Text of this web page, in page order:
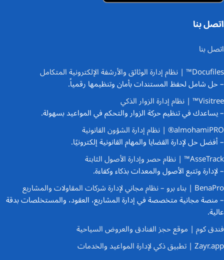
اتصل بنا
اتصل بنا
Docufiles™ | نظام إدارة الوثائق والأرشفة الإلكترونية المتكامل
– حل شامل لحفظ المستندات بأمان وتنظيمها رقمياً.
Visitree™ | نظام إدارة الزوار الذكي
– يساعدك في تنظيم حركة الزوار والتحكم في المواعيد بسهولة.
almohamiPRO® | نظام إدارة الشؤون القانونية
– أفضل حل لإدارة القضايا والمهام القانونية إلكترونيًا.
AsseTrack™ | نظام حصر وإدارة الأصول الثابتة
– لإدارة وتتبع الأصول والمعدات بذكاء وكفاءة.
BenaPro | بناء برو – نظام مجاني لإدارة شركات المقاولات والمشاريع
– منصة مجانية متخصصة في إدارة المشاريع، العقود، والمستخلصات بدقة
عالية.
فندق كوم | موقع حجز الفنادق والعروض السياحية
Zayr.app | تطبيق ذكي لإدارة المواعيد والخدمات